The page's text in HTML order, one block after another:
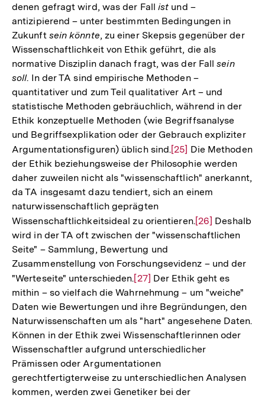
Fußnote
denen gefragt wird, was der Fall ist und –
antizipierend – unter bestimmten Bedingungen in
Zukunft sein könnte, zu einer Skepsis gegenüber der
Wissenschaftlichkeit von Ethik geführt, die als
normative Disziplin danach fragt, was der Fallsein
soll. In der TA sind empirische Methoden –
quantitativer und zum Teil qualitativer Art – und
statistische Methoden gebräuchlich, während in der
Ethik konzeptuelle Methoden (wie Begriffsanalyse
und Begriffsexplikation oder der Gebrauch expliziter
Argumentationsfiguren) üblich sind.Zur
Auflösung
der
Fußnote
[25] Die Methoden
der Ethik beziehungsweise der Philosophie werden
daher zuweilen nicht als "wissenschaftlich" anerkannt,
da TA insgesamt dazu tendiert, sich an einem
naturwissenschaftlich geprägten
Wissenschaftlichkeitsideal zu orientieren.Zur
Auflösung
Fußnote
[26] Deshalb
wird in der TA oft zwischen der "wissenschaftlichen
Seite" – Sammlung, Bewertung und
Zusammenstellung von Forschungsevidenz – und der
"Werteseite" unterschieden.Zur
Auflösung
der
Fußnote
[27] Der Ethik geht es
mithin – so vielfach die Wahrnehmung – um "weiche"
Daten wie Bewertungen und ihre Begründungen, den
Naturwissenschaften um als "hart" angesehene Daten.
Können in der Ethik zwei Wissenschaftlerinnen oder
Wissenschaftler aufgrund unterschiedlicher
Prämissen oder Argumentationen
gerechtfertigterweise zu unterschiedlichen Analysen
kommen, werden zwei Genetiker bei der